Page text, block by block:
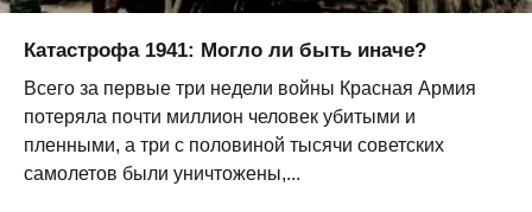
Катастрофа 1941: Могло ли быть иначе?
Всего за первые три недели войны Красная Армия
потеряла почти миллион человек убитыми и
пленными, а три с половиной тысячи советских
самолетов были уничтожены,...